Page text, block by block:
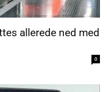
allerede ned med
0